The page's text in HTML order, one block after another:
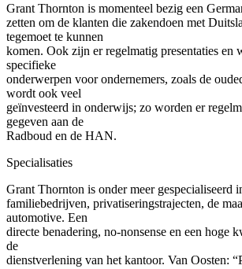
Grant Thornton is momenteel bezig een
zetten om de klanten die zakendoen met
tegemoet te kunnen
komen. Ook zijn er regelmatig presentaties en
specifieke
onderwerpen voor ondernemers, zoals de
wordt ook veel
geïnvesteerd in onderwijs; zo worden er
gegeven aan de
Radboud en de HAN.
Specialisaties
Grant Thornton is onder meer gespecialiseerd
familiebedrijven, privatiseringstrajecten, de
automotive. Een
directe benadering, no-nonsense en een hoge
de
dienstverlening van het kantoor. Van Oosten: